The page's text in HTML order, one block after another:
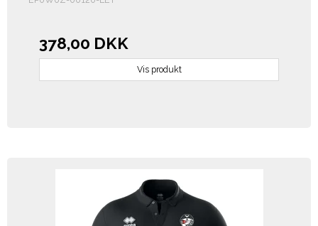
378,00 DKK
Vis produkt